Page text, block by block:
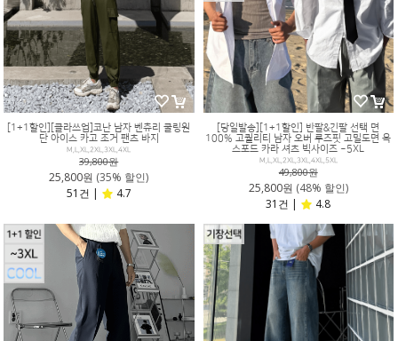
[1+1할인][클라쓰업]코난 남자 벤츄리 쿨링원
단 아이스 카고 조거 팬츠 바지
M,L,XL,2XL,3XL,4XL
39,800원
25,800원 (35% 할인)
51건 |
4.7
[당일발송][1+1할인] 반팔&긴팔 선택 면
100% 고퀄리티 남자 오버 루즈핏 고밀도면 옥
스포드 카라 셔츠 빅사이즈 ~5XL
M,L,XL,2XL,3XL,4XL,5XL
49,800원
25,800원 (48% 할인)
31건 |
4.8